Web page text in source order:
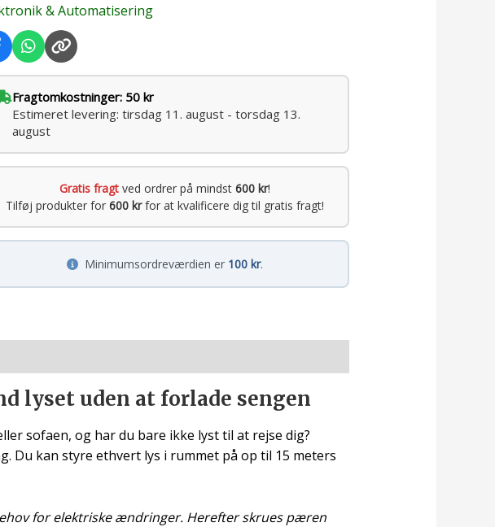
& Automatisering
Fragtomkostninger: 50 kr
Estimeret levering: tirsdag 11. august - torsdag 13.
august
Gratis fragtved ordrer på mindst 600 kr!
Tilføj produkter for 600 krfor at kvalificere dig til gratis fragt!
Minimumsordreværdien er 100 kr.
lyset uden at forlade sengen
sofaen, og har du bare ikke lyst til at rejse dig?
Du kan styre ethvert lys i rummet på op til 15 meters
for elektriske ændringer. Herefter skrues pæren